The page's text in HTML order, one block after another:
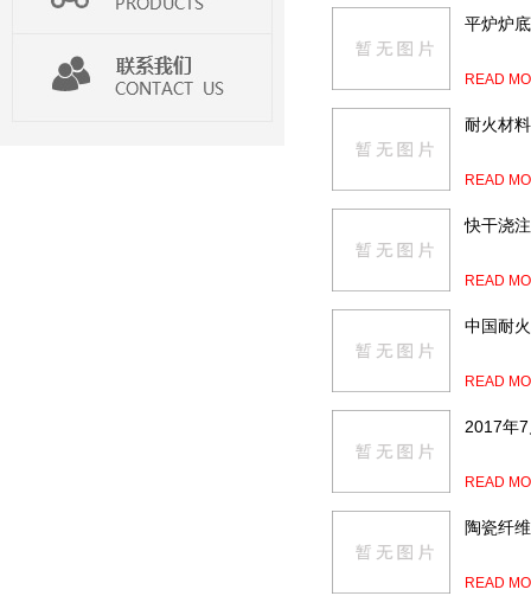
平炉炉
READ
耐火材
READ
快干浇
READ
中国耐
READ
2017年
READ
陶瓷纤
READ